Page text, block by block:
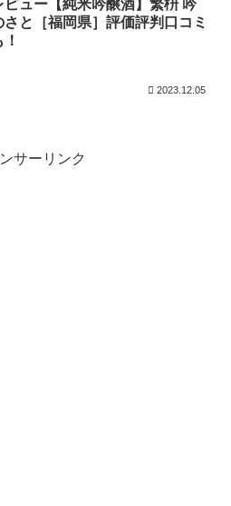
ビュー【純米吟醸酒】繁枡 吟
さと［福岡県］評価評判口コミ
！
2023.12.05
サーリンク